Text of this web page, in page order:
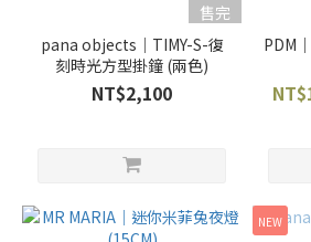
售完
pana objects｜TIMY-S-復
刻時光方型掛鐘 (兩色)
NT$2,100
PDM
NEW